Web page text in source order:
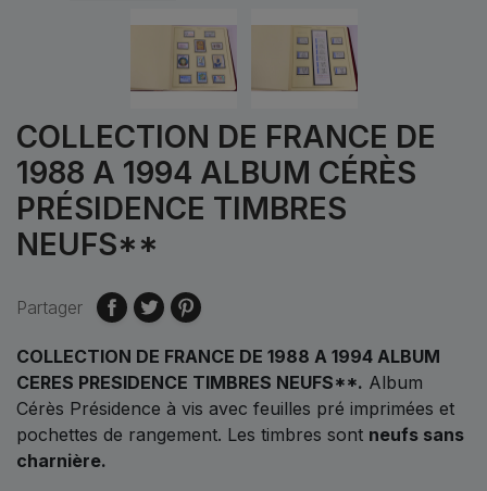
COLLECTION DE FRANCE DE
1988 A 1994 ALBUM CÉRÈS
PRÉSIDENCE TIMBRES
NEUFS**
Partager
COLLECTION DE FRANCE DE 1988 A 1994 ALBUM
CERES PRESIDENCE TIMBRES NEUFS**. Album
Cérès Présidence à vis avec feuilles pré imprimées et
pochettes de rangement. Les timbres sont neufs sans
charnière.